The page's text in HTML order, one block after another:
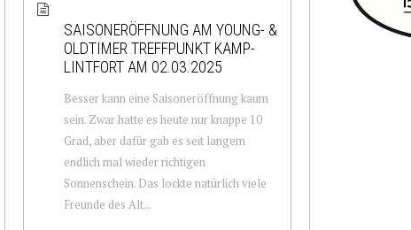
SAISONERÖFFNUNG AM YOUNG- &
OLDTIMER TREFFPUNKT KAMP-
LINTFORT AM 02.03.2025
Besser kann eine Saisoneröffnung kaum
sein. Zwar hatte es heute nur knappe 10
Grad, aber dafür gab es seit langem
endlich mal wieder richtigen
Sonnenschein. Das lockte natürlich viele
Freunde des Alt...